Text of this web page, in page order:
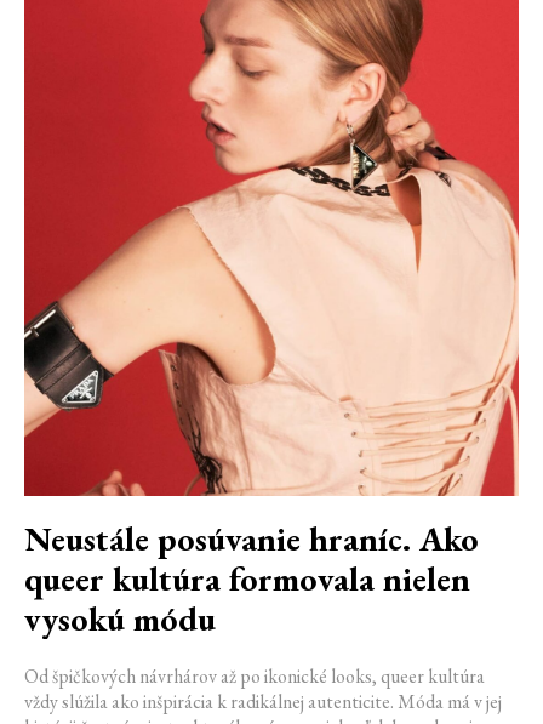
Neustále posúvanie hraníc. Ako
queer kultúra formovala nielen
vysokú módu
Od špičkových návrhárov až po ikonické looks, queer kultúra
vždy slúžila ako inšpirácia k radikálnej autenticite. Móda má v jej